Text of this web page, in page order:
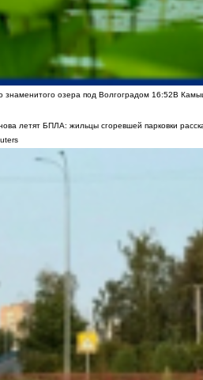
знаменитого озера под Волгоградом 16:52В
летят БПЛА: жильцы сгоревшей парковки